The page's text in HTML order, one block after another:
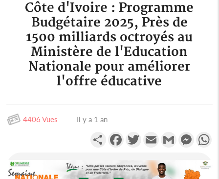
Côte d'Ivoire : Programme
Budgétaire 2025, Près de
1500 milliards octroyés au
Ministère de l'Education
Nationale pour améliorer
l'offre éducative
4406 Vues Il y a 1 an
PartagerFacebookTwitterEmail Gmail